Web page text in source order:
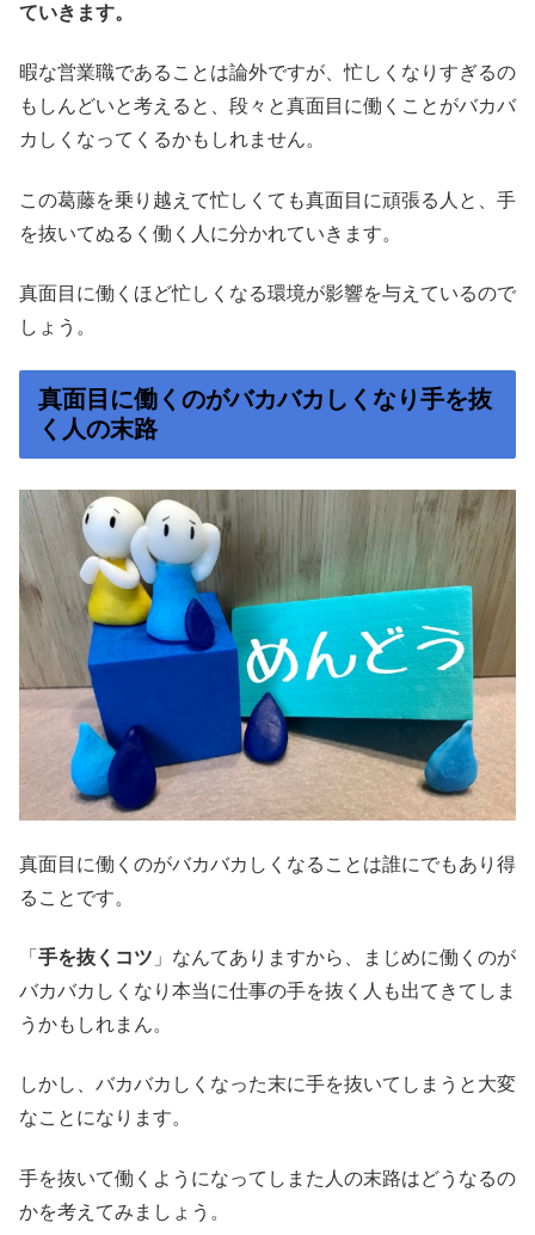
ていきます。
暇な営業職であることは論外ですが、忙しくなりすぎるの
もしんどいと考えると、段々と真面目に働くことがバカバ
カしくなってくるかもしれません。
この葛藤を乗り越えて忙しくても真面目に頑張る人と、手
を抜いてぬるく働く人に分かれていきます。
真面目に働くほど忙しくなる環境が影響を与えているので
しょう。
真面目に働くのがバカバカしくなり手を抜
く人の末路
真面目に働くのがバカバカしくなることは誰にでもあり得
ることです。
「 手を抜くコツ 」なんてありますから、まじめに働くのが
バカバカしくなり本当に仕事の手を抜く人も出てきてしま
うかもしれまん。
しかし、バカバカしくなった末に手を抜いてしまうと大変
なことになります。
手を抜いて働くようになってしまた人の末路はどうなるの
かを考えてみましょう。